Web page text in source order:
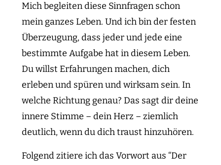
Mich begleiten diese Sinnfragen schon
mein ganzes Leben. Und ich bin der festen
Überzeugung, dass jeder und jede eine
bestimmte Aufgabe hat in diesem Leben.
Du willst Erfahrungen machen, dich
erleben und spüren und wirksam sein. In
welche Richtung genau? Das sagt dir deine
innere Stimme – dein Herz – ziemlich
deutlich, wenn du dich traust hinzuhören.
Folgend zitiere ich das Vorwort aus “Der